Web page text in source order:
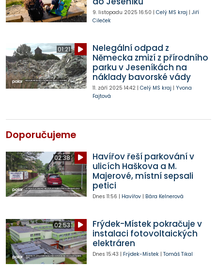
9. listopadu 2025 16:50 | Celý MS kraj | Jiří
Cileček
01:21
Nelegální odpad z
Německa zmizí z přírodního
parku v Jeseníkách na
náklady bavorské vády
11. září 2025 14:42| Celý MS kraj | Yvona
Fajtová
Doporučujeme
02:38
Havířov řeší parkování v
ulicích Haškova a M.
Majerové, místní sepsali
petici
Dnes 11:56 | Havířov| Bára Kelnerová
02:53
Frýdek-Místek pokračuje v
instalaci fotovoltaických
elektráren
Dnes 15:43 | Frýdek-Místek| Tomáš Tikal